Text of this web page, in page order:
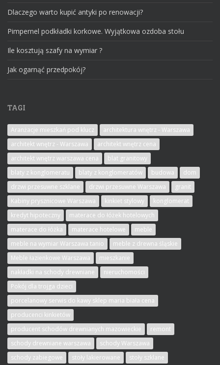
Dlaczego warto kupić antyki po renowacji?
Pimpernel podkładki korkowe. Wyjątkowa ozdoba stołu
Ile kosztują szafy na wymiar ?
Jak ogarnąć przedpokój?
TAGI
Aranżacje mieszkań pod klucz
architektura wnętrz - Warszawa
architekt wnętrz - Warszawa
architekt wnętrz cena
architekt wnętrz warszawa cena
blat granitowy
blaty z konglomeratu
blaty z konglomeratów budowa
dom
drzwi przesuwne szklane
drzwi przesuwne Warszawa
granit
Kabiny prysznicowe Warszawa
kinkiet stylowy
konglomerat
kredyt hipoteczny
materace do łóżek hotelowych
materace do łóżka
materace hotelowe
meble
meble na wymiar Warszawa tanio
meble z drewna śląskie
Meble łazienkowe Warszawa
mieszkanie
nakładki na schody drewniane
nieruchomości
Pokój dla trojga dzieci
porcelanowy serwis do kawy sklep maria biała cena
producenci kinkietów
producent schodów drewnianych mazowieckie
remont
schody drewniane warszawa
schody Warszawa
schody zabiegowe
stoły lakierowane stoły szklane